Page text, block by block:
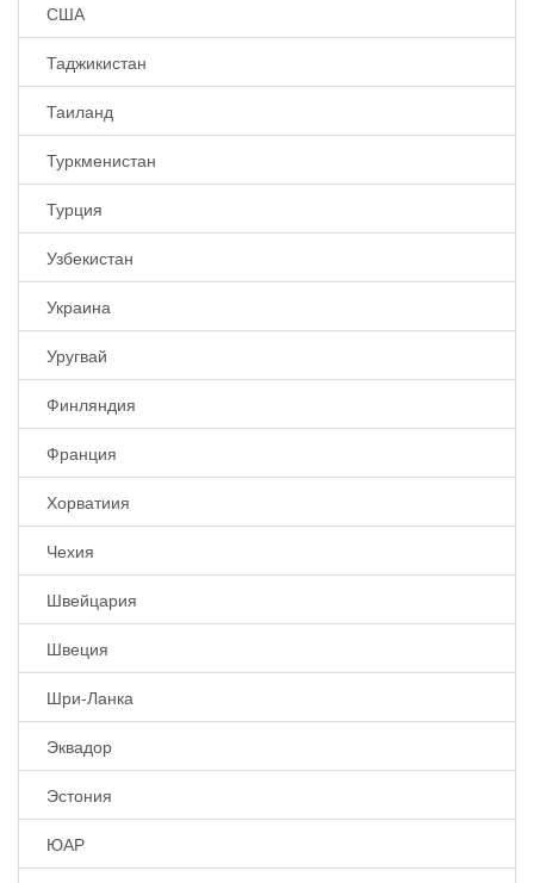
США
Таджикистан
Таиланд
Туркменистан
Турция
Узбекистан
Украина
Уругвай
Финляндия
Франция
Хорватиия
Чехия
Швейцария
Швеция
Шри-Ланка
Эквадор
Эстония
ЮАР